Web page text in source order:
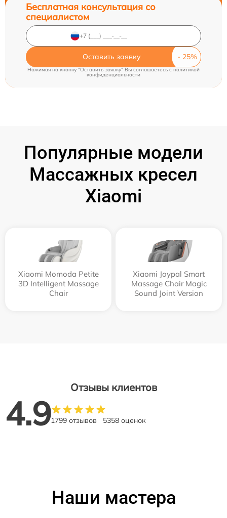
Бесплатная консультация со
специалистом
Оставить заявку
Нажимая на кнопку "Оставить заявку" Вы соглашаетесь cполитикой
конфиденциальности
Популярные модели
Массажных кресел
Xiaomi
Xiaomi Momoda Petite
3D Intelligent Massage
Chair
Xiaomi Joypal Smart
Massage Chair Magic
Sound Joint Version
Отзывы клиентов
4.91799 отзывов 5358 оценок
Наши мастера